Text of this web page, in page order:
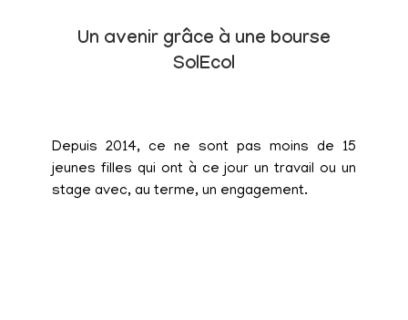
Un avenir grâce à une bourse
SolEcol
Depuis 2014, ce ne sont pas moins de 15
jeunes filles qui ont à ce jour un travail ou un
stage avec, au terme, un engagement.